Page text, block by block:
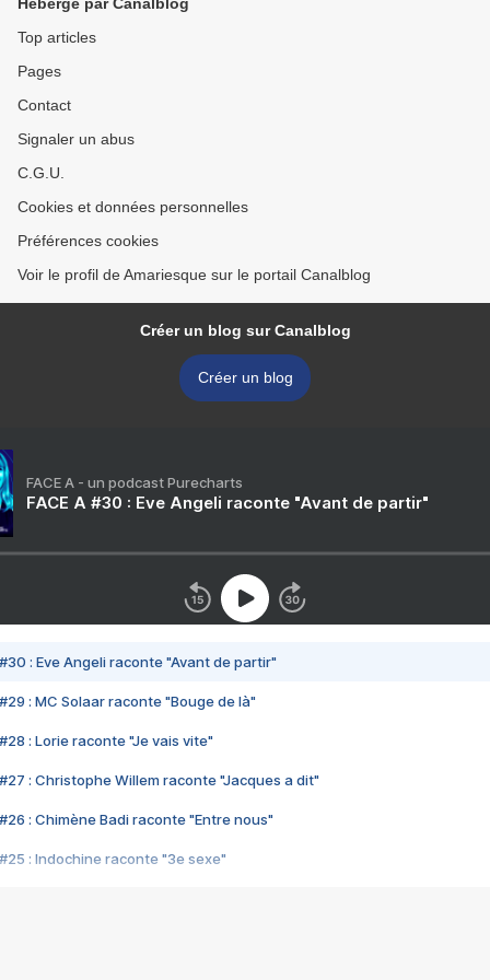
Top articles
Pages
Contact
Signaler un abus
C.G.U.
Cookies et données personnelles
Préférences cookies
Voir le profil de Amariesque sur le portail Canalblog
Créer un blog sur Canalblog
Créer un blog
FACE A - un podcast Purecharts
FACE A #30 : Eve Angeli raconte "Avant de partir"
#30 : Eve Angeli raconte "Avant de partir"
#29 : MC Solaar raconte "Bouge de là"
#28 : Lorie raconte "Je vais vite"
#27 : Christophe Willem raconte "Jacques a dit"
#26 : Chimène Badi raconte "Entre nous"
#25 : Indochine raconte "3e sexe"